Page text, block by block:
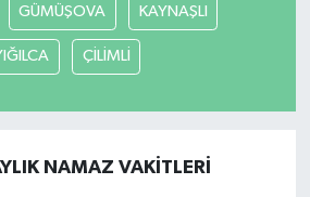
GÜMÜŞOVA KAYNAŞLI
ÇİLİMLİ
NAMAZ VAKITLERI